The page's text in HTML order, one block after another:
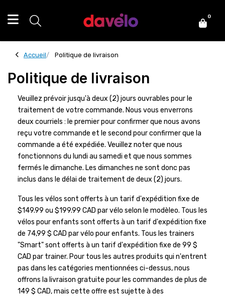
0
Accueil Politique de livraison
Politique de livraison
Veuillez prévoir jusqu'à deux (2) jours ouvrables pour le
traitement de votre commande. Nous vous enverrons
deux courriels : le premier pour confirmer que nous avons
reçu votre commande et le second pour confirmer que la
commande a été expédiée. Veuillez noter que nous
fonctionnons du lundi au samedi et que nous sommes
fermés le dimanche. Les dimanches ne sont donc pas
inclus dans le délai de traitement de deux (2) jours.
Tous les vélos sont offerts à un tarif d'expédition fixe de
$149.99 ou $199.99 CAD par vélo selon le modèleo. Tous les
vélos pour enfants sont offerts à un tarif d'expédition fixe
de 74,99 $ CAD par vélo pour enfants. Tous les trainers
"Smart" sont offerts à un tarif d'expédition fixe de 99 $
CAD par trainer. Pour tous les autres produits qui n'entrent
pas dans les catégories mentionnées ci-dessus, nous
offrons la livraison gratuite pour les commandes de plus de
149 $ CAD, mais cette offre est sujette à des